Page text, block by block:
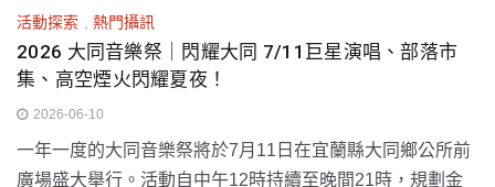
活動探索 , 熱門攝訊
2026 大同音樂祭｜閃耀大同 7/11巨星演唱、部落市
集、高空煙火閃耀夏夜！
2026-06-10
一年一度的大同音樂祭將於7月11日在宜蘭縣大同鄉公所前
廣場盛大舉行。活動自中午12時持續至晚間21時，規劃金